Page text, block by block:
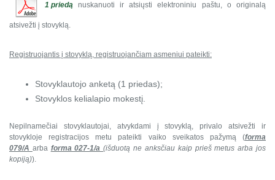
1 priedą nuskanuoti ir atsiųsti elektroniniu paštu, o originalą
atsivežti į stovyklą.
Registruojantis į stovyklą, registruojančiam asmeniui pateikti:
Stovyklautojo anketą (1 priedas);
Stovyklos kelialapio mokestį.
Nepilnamečiai stovyklautojai, atvykdami į stovyklą, privalo atsivežti ir
stovykloje registracijos metu pateikti vaiko sveikatos pažymą (forma
079/A arba forma 027-1/a(išduotą ne anksčiau kaip prieš metus arba jos
kopiją)).